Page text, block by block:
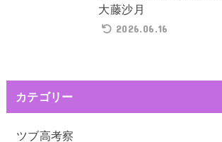
大藤沙月
2026.06.16
カテゴリー
ツブ高考察